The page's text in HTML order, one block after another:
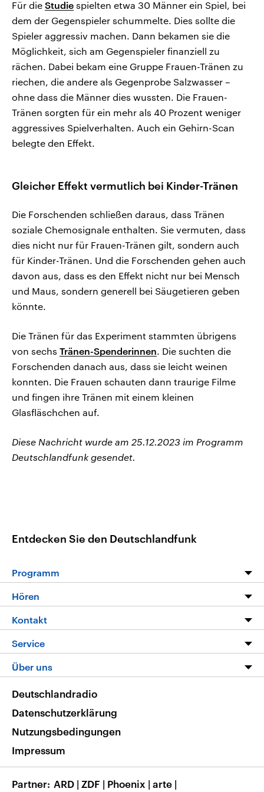
Für die Studie spielten etwa 30 Männer ein Spiel, bei
dem der Gegenspieler schummelte. Dies sollte die
Spieler aggressiv machen. Dann bekamen sie die
Möglichkeit, sich am Gegenspieler finanziell zu
rächen. Dabei bekam eine Gruppe Frauen-Tränen zu
riechen, die andere als Gegenprobe Salzwasser –
ohne dass die Männer dies wussten. Die Frauen-
Tränen sorgten für ein mehr als 40 Prozent weniger
aggressives Spielverhalten. Auch ein Gehirn-Scan
belegte den Effekt.
Gleicher Effekt vermutlich bei Kinder-Tränen
Die Forschenden schließen daraus, dass Tränen
soziale Chemosignale enthalten. Sie vermuten, dass
dies nicht nur für Frauen-Tränen gilt, sondern auch
für Kinder-Tränen. Und die Forschenden gehen auch
davon aus, dass es den Effekt nicht nur bei Mensch
und Maus, sondern generell bei Säugetieren geben
könnte.
Die Tränen für das Experiment stammten übrigens
von sechs Tränen-Spenderinnen. Die suchten die
Forschenden danach aus, dass sie leicht weinen
konnten. Die Frauen schauten dann traurige Filme
und fingen ihre Tränen mit einem kleinen
Glasfläschchen auf.
Diese Nachricht wurde am 25.12.2023 im Programm
Deutschlandfunk gesendet.
Entdecken Sie den Deutschlandfunk
Programm
Programm
Die Nachrichten
Nachrichtenleicht
Neue Beiträge auf dlf.de
Hören
Livestream
Podcasts
Deutschlandfunk App
Nachrichten App
Frequenzen
Kontakt
Hörerservice
Service
FAQ
Veranstaltungen
Musikliste
RSS
Über uns
Barrierefreiheit
Deutschlandradio
Datenschutzerklärung
Nutzungsbedingungen
Impressum
Partner ARD | ZDF | Phoenix | arte |